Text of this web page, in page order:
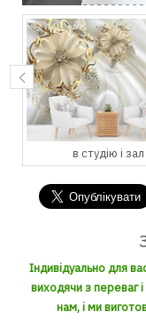
в студію і зал
Індивідуально для
виходячи з переваг
нам, і ми